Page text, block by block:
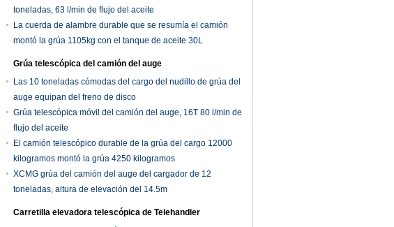
toneladas, 63 l/min de flujo del aceite
La cuerda de alambre durable que se resumía el camión
montó la grúa 1105kg con el tanque de aceite 30L
Grúa telescópica del camión del auge
Las 10 toneladas cómodas del cargo del nudillo de grúa del
auge equipan del freno de disco
Grúa telescópica móvil del camión del auge, 16T 80 l/min de
flujo del aceite
El camión telescópico durable de la grúa del cargo 12000
kilogramos montó la grúa 4250 kilogramos
XCMG grúa del camión del auge del cargador de 12
toneladas, altura de elevación del 14.5m
Carretilla elevadora telescópica de Telehandler